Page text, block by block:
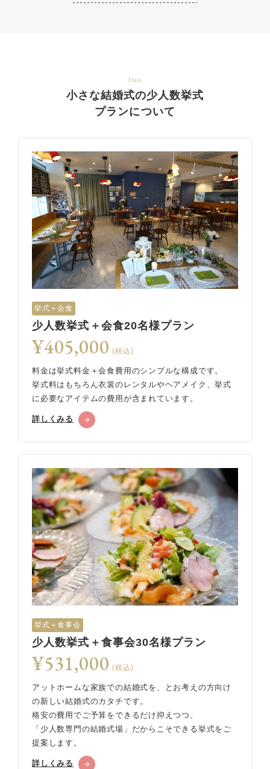
Plan
小さな結婚式の少人数挙式
プランについて
挙式＋会食
少人数挙式＋会食20名様プラン
¥405,000 (税込)
料金は挙式料金＋会食費用のシンプルな構成です。
挙式料はもちろん衣裳のレンタルやヘアメイク、挙式
に必要なアイテムの費用が含まれています。
詳しくみる
挙式＋食事会
少人数挙式＋食事会30名様プラン
¥531,000 (税込)
アットホームな家族での結婚式を、とお考えの方向け
の新しい結婚式のカタチです。
格安の費用でご予算をできるだけ抑えつつ、
「少人数専門の結婚式場」だからこそできる挙式をご
提案します。
詳しくみる